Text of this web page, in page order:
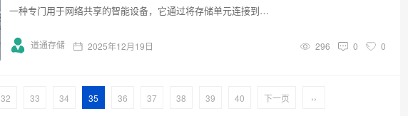
一种专门用于网络共享的智能设备，它通过将存储单元连接到…
道通存储 2025年12月19日 296 0 0
32 33 34 35 36 37 38 39 40 下一页 ››